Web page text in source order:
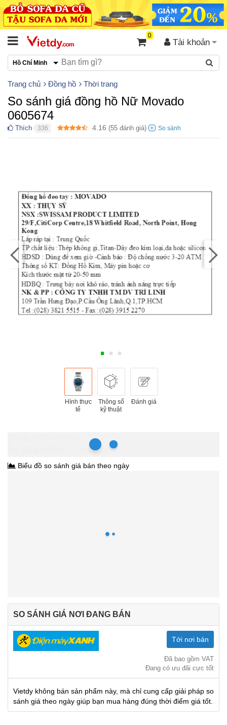
Tài khoản
0
Hồ Chí Minh
Trang chủ Đồng hồ Thời trang
So sánh giá đồng hồ Nữ Movado
0605674
Thích 336 4.16 (55 đánh giá)
Hình thực
tế
Thông số
kỹ thuật
Đánh giá
29.045.000₫
Biểu đồ so sánh giá bán theo ngày
SO SÁNH GIÁ NƠI ĐANG BÁN
Tới nơi bán
Đã bao gồm VAT
Đang có ưu đãi cực tốt
Vietdy không bán sản phẩm này, mà chỉ cung cấp giải pháp so
sánh giá theo ngày giúp bạn mua hàng đúng thời điểm giá tốt.